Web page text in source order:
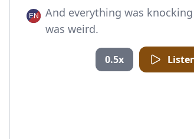
And everything was
was weird.
0.5x